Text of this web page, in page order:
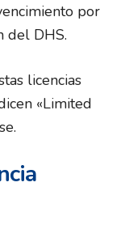
por
del DHS.
licencias
«Limited